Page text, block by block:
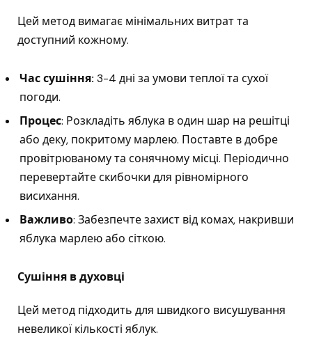
Цей метод вимагає мінімальних витрат та
доступний кожному.
Час сушіння: 3-4 дні за умови теплої та сухої
погоди.
Процес: Розкладіть яблука в один шар на решітці
або деку, покритому марлею. Поставте в добре
провітрюваному та сонячному місці. Періодично
перевертайте скибочки для рівномірного
висихання.
Важливо: Забезпечте захист від комах, накривши
яблука марлею або сіткою.
Сушіння в духовці
Цей метод підходить для швидкого висушування
невеликої кількості яблук.